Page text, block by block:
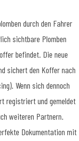
durch den Fahrer
sichtbare Plomben
befindet. Die neue
sichert den Koffer nach
Wenn sich dennoch
registriert und gemeldet
weiteren Partnern.
Dokumentation mit